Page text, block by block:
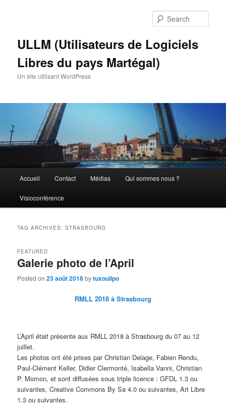
ULLM (Utilisateurs de Logiciels
Libres du pays Martégal)
Un site utilisant WordPress
Accueil Contact Médias Qui sommes nous ?
Visioconférence
TAG ARCHIVES:STRASBOURG
Galerie photo de l’April
FEATURED
Posted on23 août 2018bytuxoulipo
RMLL 2018 à Strasbourg
L’April était présente aux RMLL 2018 à Strasbourg du 07 au 12
juillet.
Les photos ont été prises par Christian Delage, Fabien Rendu,
Paul-Clément Keller, Didier Clermonté, Isabella Vanni, Christian
P. Momon, et sont diffusées sous triple licence : GFDL 1.3 ou
suivantes, Creative Commons By Sa 4.0 ou suivantes, Art Libre
1.3 ou suivantes.